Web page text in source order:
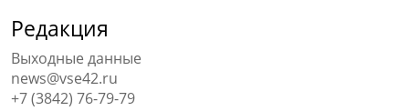
Редакция
Выходные данные
news@vse42.ru
+7 (3842) 76-79-79